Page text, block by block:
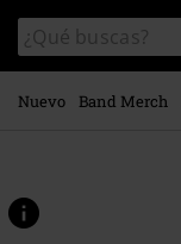
contenido
principal
Buscar
en
el
catálogo
Nuevo Band Merch